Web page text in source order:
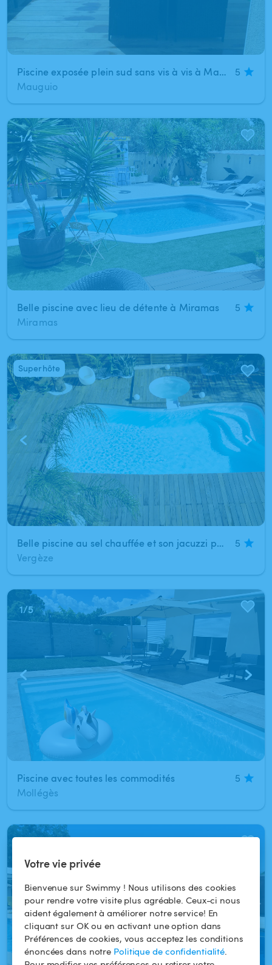
Votre vie privée
Bienvenue sur Swimmy ! Nous utilisons des cookies
pour rendre votre visite plus agréable. Ceux-ci nous
aident également à améliorer notre service! En
cliquant sur OK ou en activant une option dans
Préférences de cookies, vous acceptez les conditions
énoncées dans notre Politique de confidentialité.
Piscine exposée plein sud sans vis à vis à Mauguio
5
Mauguio
1/4
Belle piscine avec lieu de détente à Miramas
5
Miramas
1/34
Belle piscine au sel chauffée et son jacuzzi pres de Nimes. Venez bronzer, vous détendre, jouer au ping pong, a la pétanque...
5
Vergèze
Superhôte
1/5
Piscine avec toutes les commodités
5
Mollégès